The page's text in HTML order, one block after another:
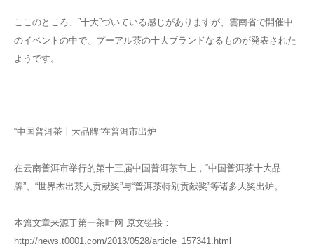
ここのところ、”十大”づいている感じがありますが、雲南省で開催中
のイベントの中で、プーアル茶の十大ブランドなるものが発表された
ようです。
“中国普洱茶十大品牌”在普洱市出炉
在云南普洱市举行的第十三届中国普洱茶节上，“中国普洱茶十大品
牌”、“世界杰出茶人贡献奖”与“普洱茶特别贡献奖”等诸多大奖出炉。
本篇文章来源于第一茶叶网 原文链接：
http://news.t0001.com/2013/0528/article_157341.html
WordBank
Books